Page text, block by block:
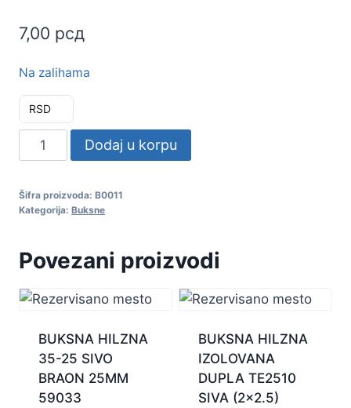
7,00 рсд
Na zalihama
RSD
BUKSNA
MUŠKA
2-
59011
količina
Dodaj u korpu
Šifra proizvoda: B0011
Kategorija: Buksne
Povezani proizvodi
BUKSNA HILZNA
35-25 SIVO
BRAON 25MM
59033
BUKSNA HILZNA
IZOLOVANA
DUPLA TE2510
SIVA (2×2.5)